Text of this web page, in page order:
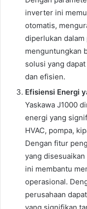
inverter ini
otomatis,
diperlukan dalam
menguntungkan
solusi yang
dan efisien.
Efisiensi Energi
Yaskawa J1000
energi yang
HVAC, pompa,
Dengan fitur
yang
ini membantu
operasional.
perusahaan
yang signifikan